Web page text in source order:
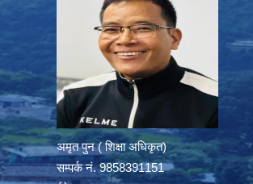
अमृत पुन ( शिक्षा अधिकृत)
सम्पर्क न‌ं. 9858391151